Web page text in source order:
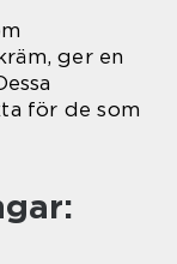
ger en
för de som